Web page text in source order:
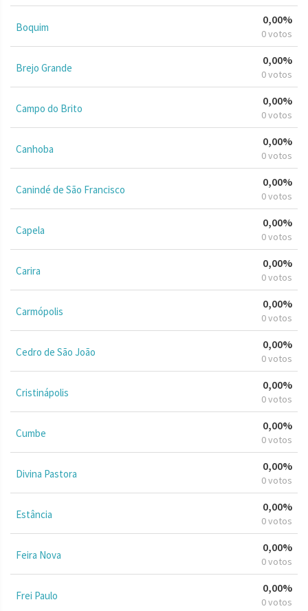
Boquim
0,00%
0 votos
Brejo Grande
0,00%
0 votos
Campo do Brito
0,00%
0 votos
Canhoba
0,00%
0 votos
Canindé de São Francisco
0,00%
0 votos
Capela
0,00%
0 votos
Carira
0,00%
0 votos
Carmópolis
0,00%
0 votos
Cedro de São João
0,00%
0 votos
Cristinápolis
0,00%
0 votos
Cumbe
0,00%
0 votos
Divina Pastora
0,00%
0 votos
Estância
0,00%
0 votos
Feira Nova
0,00%
0 votos
Frei Paulo
0,00%
0 votos